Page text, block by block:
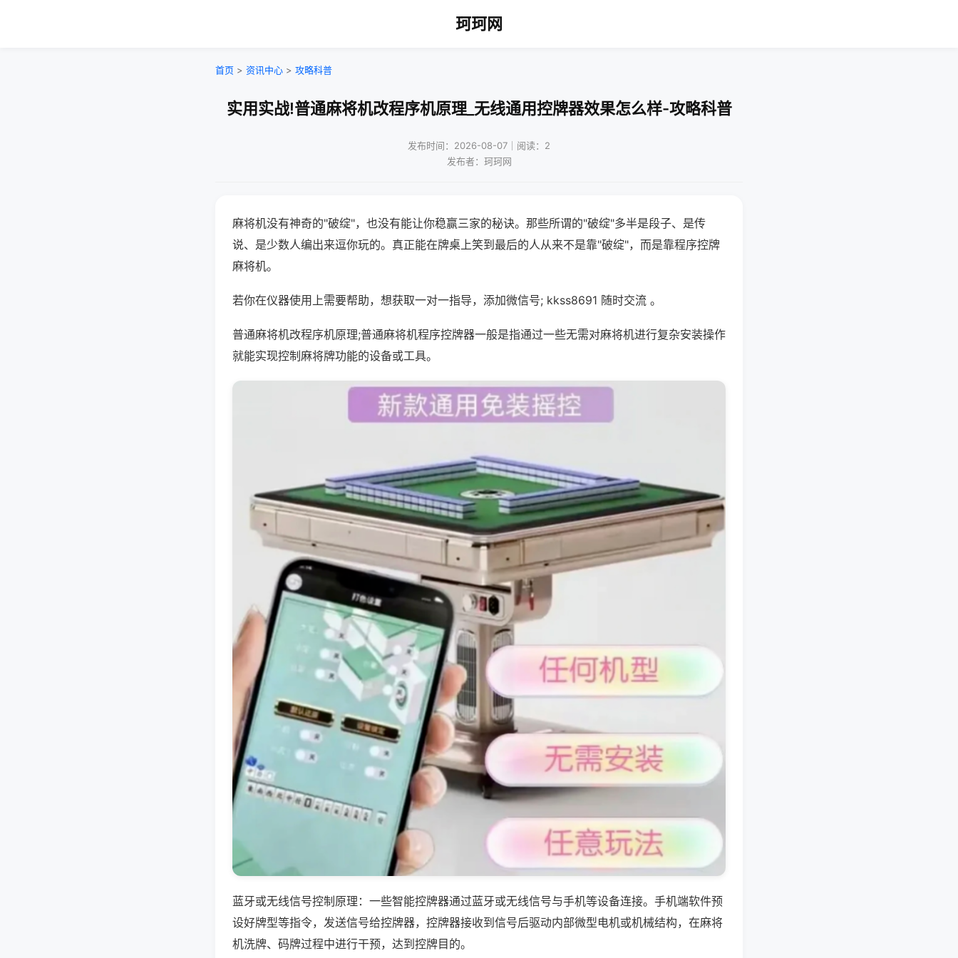
珂珂网
首页 > 资讯中心 > 攻略科普
实用实战!普通麻将机改程序机原理_无线通用控牌器效果怎么样-攻略科普
发布时间：2026-08-07｜阅读：2
发布者：珂珂网
麻将机没有神奇的"破绽"，也没有能让你稳赢三家的秘诀。那些所谓的"破绽"多半是段子、是传
说、是少数人编出来逗你玩的。真正能在牌桌上笑到最后的人从来不是靠"破绽"，而是靠程序控牌
麻将机。
若你在仪器使用上需要帮助，想获取一对一指导，添加微信号; kkss8691 随时交流 。
普通麻将机改程序机原理;普通麻将机程序控牌器一般是指通过一些无需对麻将机进行复杂安装操作
就能实现控制麻将牌功能的设备或工具。
蓝牙或无线信号控制原理：一些智能控牌器通过蓝牙或无线信号与手机等设备连接。手机端软件预
设好牌型等指令，发送信号给控牌器，控牌器接收到信号后驱动内部微型电机或机械结构，在麻将
机洗牌、码牌过程中进行干预，达到控牌目的。